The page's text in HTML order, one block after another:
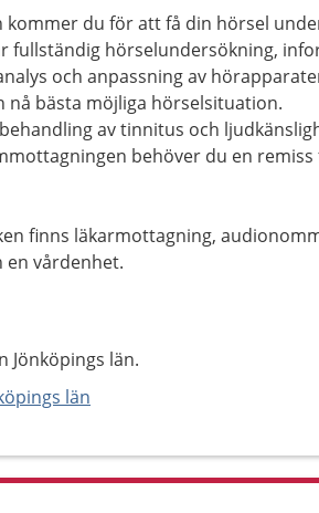
du för att få din hörsel
fullständig hörselundersökning,
och anpassning av
nå bästa möjliga hörselsituation.
av tinnitus och
behöver du en
finns läkarmottagning,
en vårdenhet.
Jönköpings län.
län